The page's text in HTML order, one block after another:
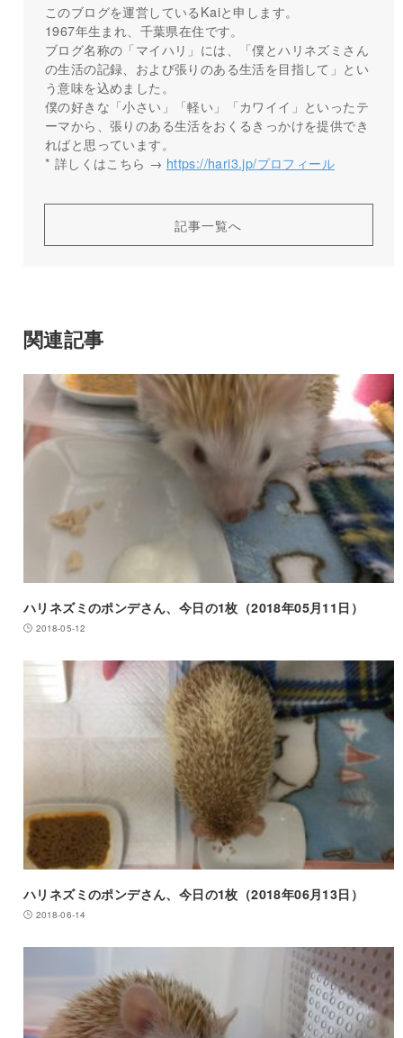
このブログを運営しているKaiと申します。
1967年生まれ、千葉県在住です。
ブログ名称の「マイハリ」には、「僕とハリネズミさん
の生活の記録、および張りのある生活を目指して」とい
う意味を込めました。
僕の好きな「小さい」「軽い」「カワイイ」といったテ
ーマから、張りのある生活をおくるきっかけを提供でき
ればと思っています。
* 詳しくはこちら → https://hari3.jp/プロフィール
記事一覧へ
関連記事
ハリネズミのポンデさん、今日の1枚（2018年05月11日）
2018-05-12
ハリネズミのポンデさん、今日の1枚（2018年06月13日）
2018-06-14